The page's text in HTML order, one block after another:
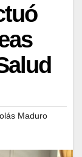
Maduro